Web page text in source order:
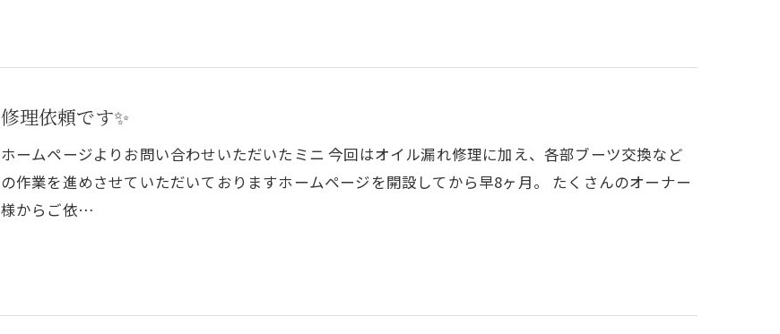
修理依頼です✨
ホームページよりお問い合わせいただいたミニ 今回はオイル漏れ修理に加え、各部ブーツ交換など
の作業を進めさせていただいておりますホームページを開設してから早8ヶ月。 たくさんのオーナー
様からご依…